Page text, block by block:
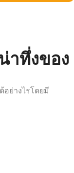
าทึ่งของ
อย่างไรโดยมี